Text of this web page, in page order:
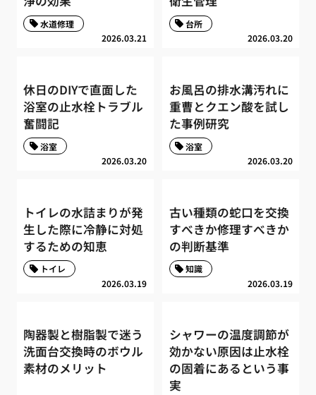
2026.03.21
水道修理
2026.03.20
台所
休日のDIYで直面した
浴室の止水栓トラブル
奮闘記
2026.03.20
浴室
お風呂の排水溝汚れに
重曹とクエン酸を試し
た事例研究
2026.03.20
浴室
トイレの水詰まりが発
生した際に冷静に対処
するための知恵
2026.03.19
トイレ
古い種類の蛇口を交換
すべきか修理すべきか
の判断基準
2026.03.19
知識
陶器製と樹脂製で迷う
洗面台交換時のボウル
素材のメリット
シャワーの温度調節が
効かない原因は止水栓
の固着にあるという事
実